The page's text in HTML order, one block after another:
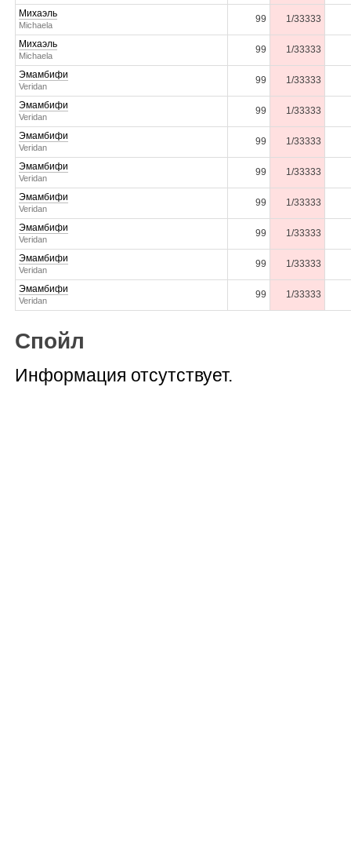
Михаэль
Michaela
99 1/33333
Михаэль
Michaela
99 1/33333
Эмамбифи
Veridan
99 1/33333
Эмамбифи
Veridan
99 1/33333
Эмамбифи
Veridan
99 1/33333
Эмамбифи
Veridan
99 1/33333
Эмамбифи
Veridan
99 1/33333
Эмамбифи
Veridan
99 1/33333
Эмамбифи
Veridan
99 1/33333
Эмамбифи
Veridan
99 1/33333
Спойл
Информация отсутствует.